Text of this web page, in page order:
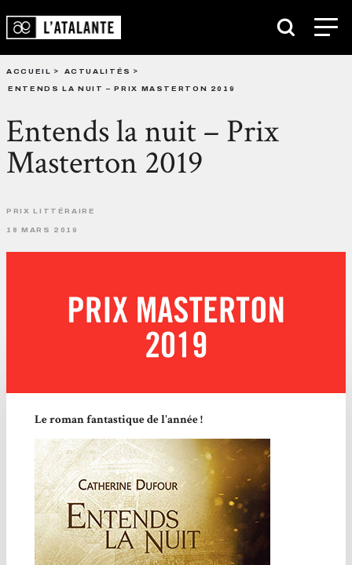
ACCUEIL
ACTUALITÉS
ENTENDS LA NUIT – PRIX MASTERTON 2019
Entends la nuit – Prix
Masterton 2019
PRIX LITTÉRAIRE
18 MARS 2019
Le roman fantastique de l'année !